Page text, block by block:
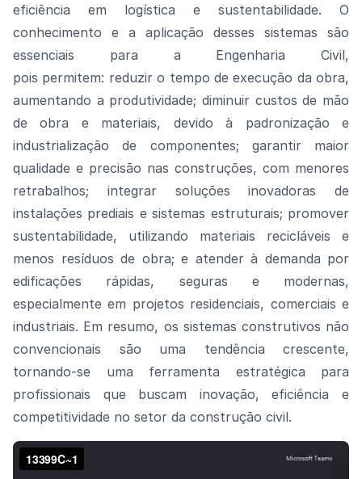
eficiência em logística e sustentabilidade.
O
conhecimento e a aplicação desses sistemas são
essenciais para a Engenharia Civil,
pois permitem: reduzir o tempo de execução da obra,
aumentando a produtividade; diminuir custos de mão
de obra e materiais, devido à padronização e
industrialização de componentes; garantir maior
qualidade e precisão nas construções, com menores
retrabalhos; integrar soluções inovadoras de
instalações prediais e sistemas estruturais; promover
sustentabilidade, utilizando materiais recicláveis e
menos resíduos de obra; e atender à demanda por
edificações rápidas, seguras e modernas,
especialmente em projetos residenciais, comerciais e
industriais. Em resumo, os sistemas construtivos não
convencionais são uma tendência crescente,
tornando-se uma ferramenta estratégica para
profissionais que buscam inovação, eficiência e
competitividade no setor da construção civil.